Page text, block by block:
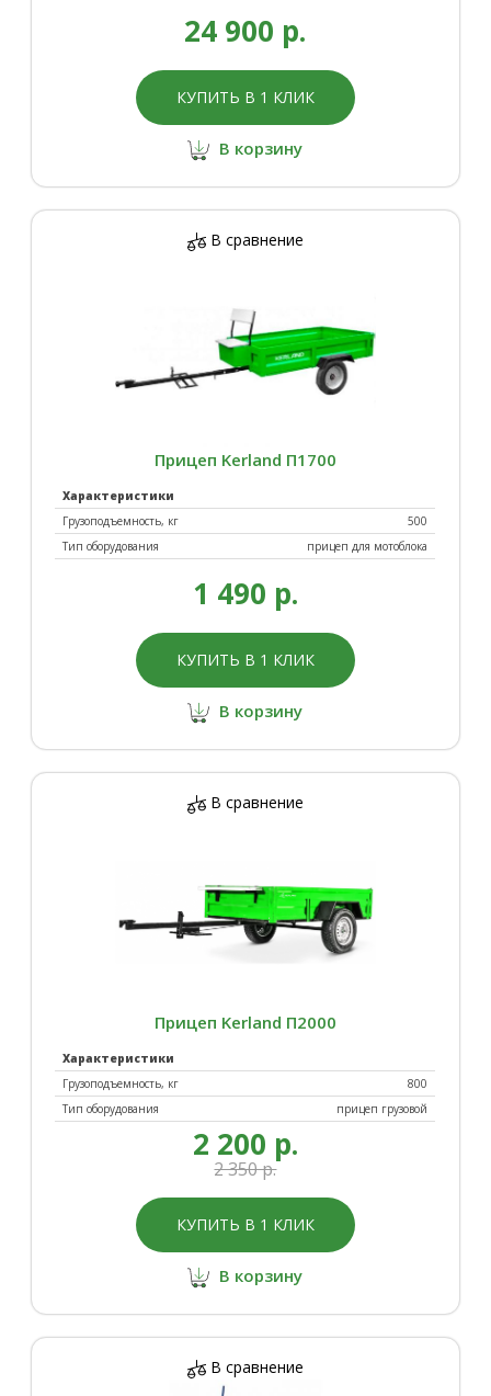
24 900 р.
КУПИТЬ В 1 КЛИК
В корзину
В сравнение
Прицеп Kerland П1700
Характеристики
Грузоподъемность, кг
500
Тип оборудования
прицеп для мотоблока
1 490 р.
КУПИТЬ В 1 КЛИК
В корзину
В сравнение
Прицеп Kerland П2000
Характеристики
Грузоподъемность, кг
800
Тип оборудования
прицеп грузовой
2 200 р.
2 350 р.
КУПИТЬ В 1 КЛИК
В корзину
В сравнение